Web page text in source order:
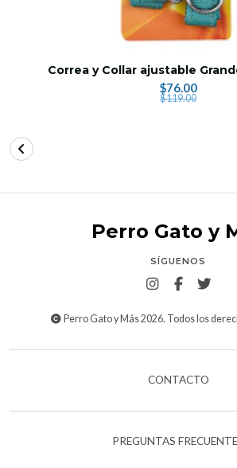
Correa y Collar ajustable
$76.00
$119.00
Perro Gato y
SÍGUENOS
Perro Gato y Más 2026. Todos los
CONTACTO
PREGUNTAS